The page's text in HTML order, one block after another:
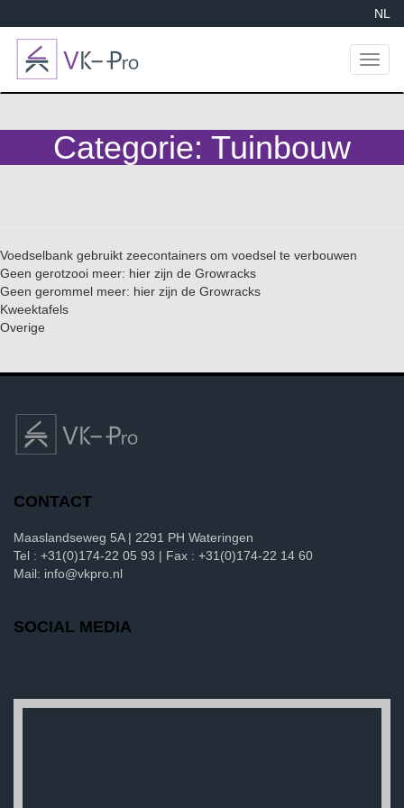
NL
Categorie: Tuinbouw
Voedselbank gebruikt zeecontainers om voedsel te verbouwen
Geen gerotzooi meer: hier zijn de Growracks
Geen gerommel meer: hier zijn de Growracks
Kweektafels
Overige
CONTACT
Maaslandseweg 5A | 2291 PH Wateringen
Tel : +31(0)174-22 05 93 | Fax : +31(0)174-22 14 60
Mail: info@vkpro.nl
SOCIAL MEDIA